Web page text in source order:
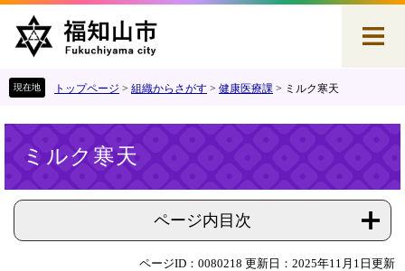
で
ば
トップページ > 組織からさがす > 健康医療課 > ミルク寒天
ミルク寒天
ページ内目次
ページID：0080218 更新日：2025年11月1日更新